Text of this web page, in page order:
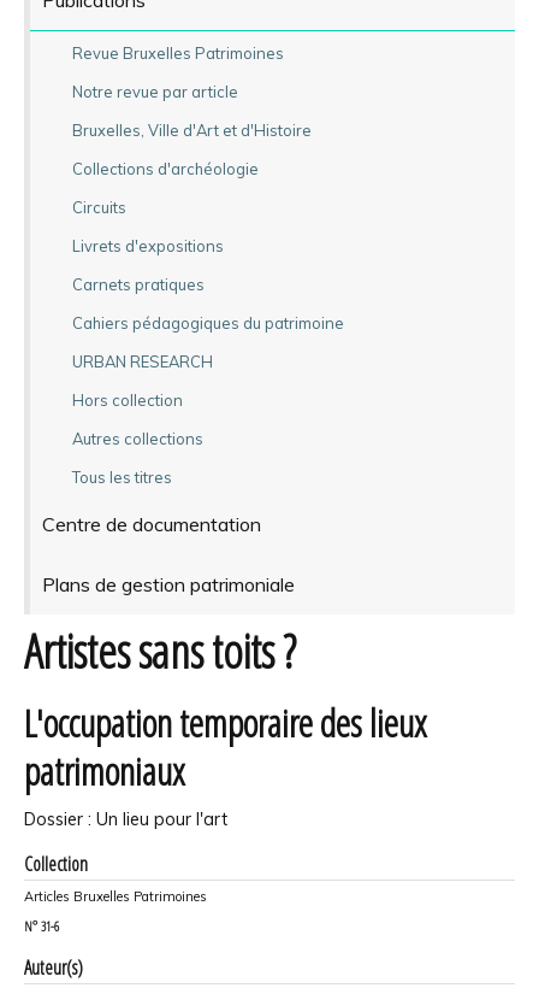
Revue Bruxelles Patrimoines
Notre revue par article
Bruxelles, Ville d'Art et d'Histoire
Collections d'archéologie
Circuits
Livrets d'expositions
Carnets pratiques
Cahiers pédagogiques du patrimoine
URBAN RESEARCH
Hors collection
Autres collections
Tous les titres
Centre de documentation
Plans de gestion patrimoniale
Artistes sans toits ?
L'occupation temporaire des lieux
patrimoniaux
Dossier : Un lieu pour l'art
Collection
Articles Bruxelles Patrimoines
N° 31-6
Auteur(s)